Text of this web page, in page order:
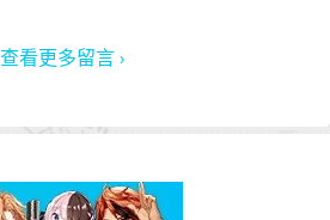
查看更多留言 ›